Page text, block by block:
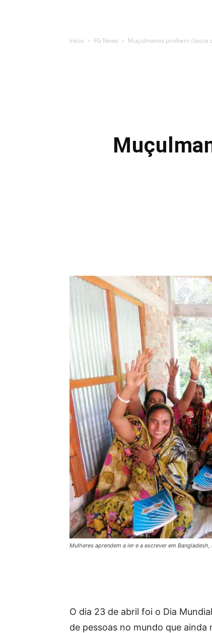
Início FG News Muçulmanos proíbem classe
Mulheres aprendem a ler e a escrever em
O dia 23 de abril foi o Dia
de pessoas no mundo que